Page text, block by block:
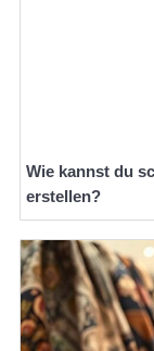
Wie kannst du
erstellen?